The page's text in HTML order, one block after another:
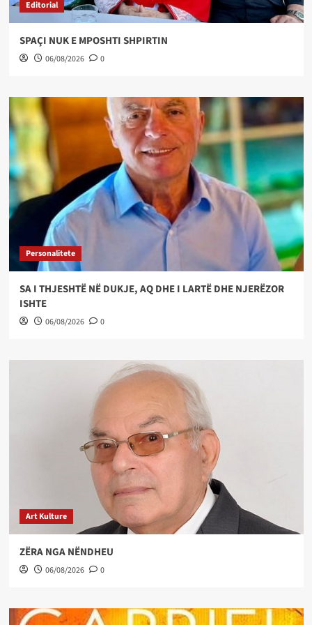
Editorial
SPAÇI NUK E MPOSHTI SHPIRTIN
06/08/2026 0
Personalitete
SA I THJESHTË NË DUKJE, AQ DHE I LARTË DHE NJERËZOR
ISHTE
06/08/2026 0
Art Kulture
ZËRA NGA NËNDHEU
06/08/2026 0